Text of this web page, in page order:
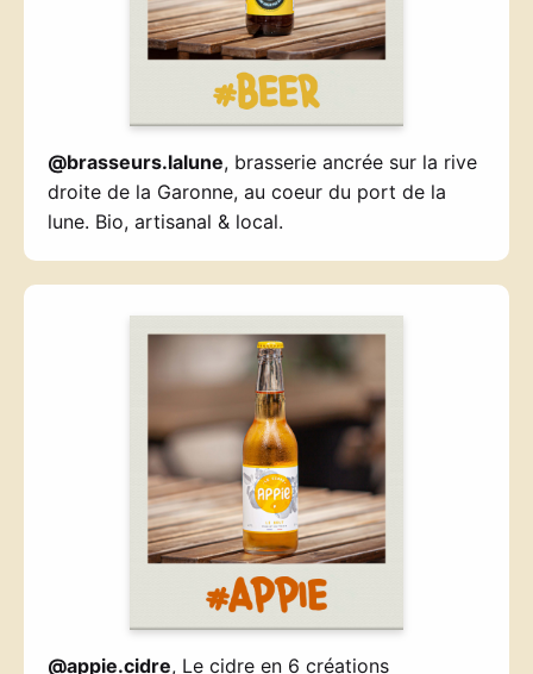
@brasseurs.lalune, brasserie ancrée sur la rive
droite de la Garonne, au coeur du port de la
lune. Bio, artisanal & local.
@appie.cidre, Le cidre en 6 créations